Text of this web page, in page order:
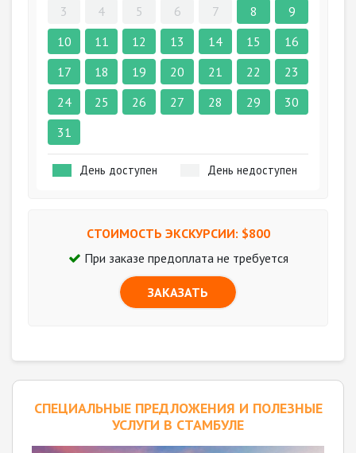
3
4 5 6 7 8
9
10
11 12 13 14 15
16
17
18 19 20 21 22
23
24
25 26 27 28 29
30
31
День доступен День недоступен
СТОИМОСТЬ ЭКСКУРСИИ: $800
При заказе предоплата не требуется
ЗАКАЗАТЬ
CПЕЦИАЛЬНЫЕ ПРЕДЛОЖЕНИЯ И ПОЛЕЗНЫЕ
УСЛУГИ В СТАМБУЛЕ